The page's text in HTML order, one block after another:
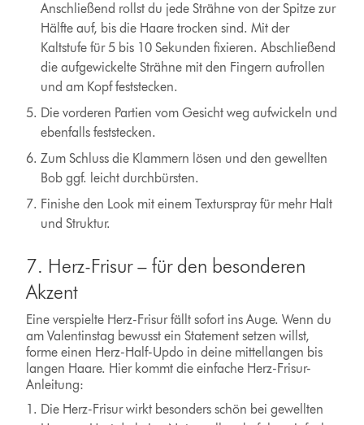
Anschließend rollst du jede Strähne von der Spitze zur
Hälfte auf, bis die Haare trocken sind. Mit der
Kaltstufe für 5 bis 10 Sekunden fixieren. Abschließend
die aufgewickelte Strähne mit den Fingern aufrollen
und am Kopf feststecken.
Die vorderen Partien vom Gesicht weg aufwickeln und
ebenfalls feststecken.
Zum Schluss die Klammern lösen und den gewellten
Bob ggf. leicht durchbürsten.
Finishe den Look mit einem Texturspray für mehr Halt
und Struktur.
7. Herz-Frisur – für den besonderen
Akzent
Eine verspielte Herz-Frisur fällt sofort ins Auge. Wenn du
am Valentinstag bewusst ein Statement setzen willst,
forme einen Herz-Half-Updo in deine mittellangen bis
langen Haare. Hier kommt die einfache Herz-Frisur-
Anleitung:
Die Herz-Frisur wirkt besonders schön bei gewellten